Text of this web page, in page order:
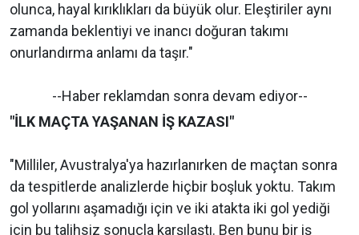
olunca, hayal kırıklıkları da büyük olur. Eleştiriler aynı
zamanda beklentiyi ve inancı doğuran takımı
onurlandırma anlamı da taşır."
--Haber reklamdan sonra devam ediyor--
"İLK MAÇTA YAŞANAN İŞ KAZASI"
"Milliler, Avustralya'ya hazırlanırken de maçtan sonra
da tespitlerde analizlerde hiçbir boşluk yoktu. Takım
gol yollarını aşamadığı için ve iki atakta iki gol yediği
için bu talihsiz sonuçla karşılaştı. Ben bunu bir iş